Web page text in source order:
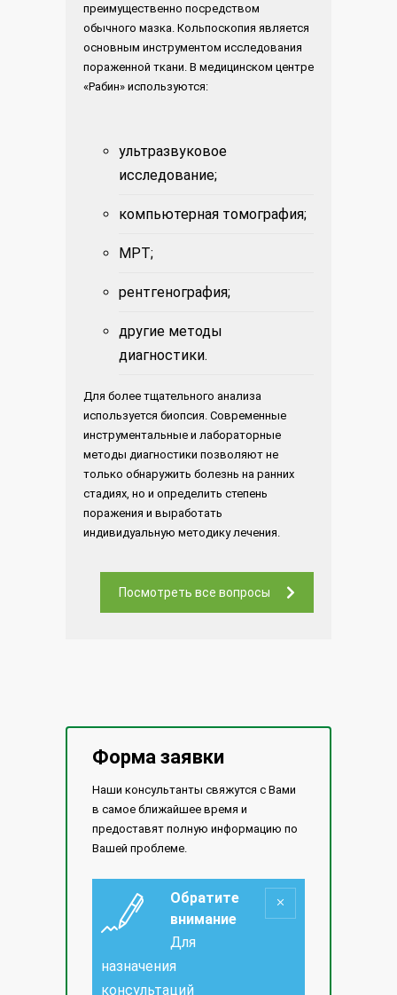
преимущественно посредством
обычного мазка. Кольпоскопия является
основным инструментом исследования
пораженной ткани. В медицинском центре
«Рабин» используются:
ультразвуковое
исследование;
компьютерная томография;
МРТ;
рентгенография;
другие методы
диагностики.
Для более тщательного анализа
используется биопсия. Современные
инструментальные и лабораторные
методы диагностики позволяют не
только обнаружить болезнь на ранних
стадиях, но и определить степень
поражения и выработать
индивидуальную методику лечения.
Посмотреть все вопросы
Форма заявки
Наши консультанты свяжутся с Вами
в самое ближайшее время и
предоставят полную информацию по
Вашей проблеме.
Обратите
внимание
Для
назначения
консультаций